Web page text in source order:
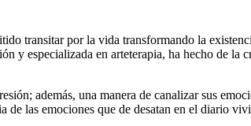
transitar por la vida transformando la
y especializada en arteterapia, ha hecho de
además, una manera de canalizar sus
de las emociones que de desatan en el diario